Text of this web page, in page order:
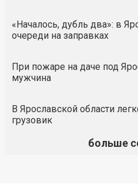
«Началось, дубль два»: в
очереди на заправках
При пожаре на даче под
мужчина
В Ярославской области
грузовик
больше